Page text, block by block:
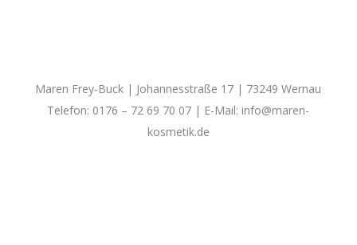
Maren Frey-Buck | Johannesstraße 17 | 73249 Wernau
Telefon: 0176 – 72 69 70 07 | E-Mail: info@maren-
kosmetik.de